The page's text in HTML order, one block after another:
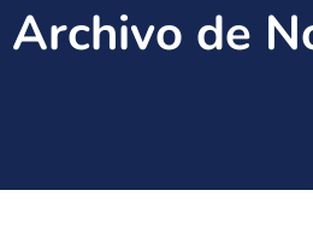
Archivo de